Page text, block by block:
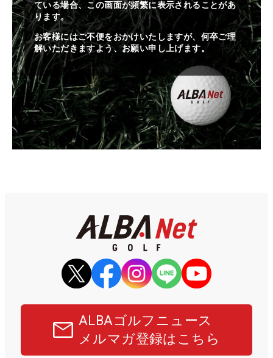
ている場合、この画面が頻繁に表示されることがあ
ります。
お客様にはご不便をおかけいたしますが、何卒ご理
解いただきますよう、お願い申し上げます。
ALBAゴルフニュース
メルマガ登録はこちら